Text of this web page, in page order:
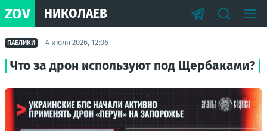
ZOV НИКОЛАЕВ
ПАБЛИКИ 4 июля 2026, 12:06
Что за дрон используют под Щербаками?